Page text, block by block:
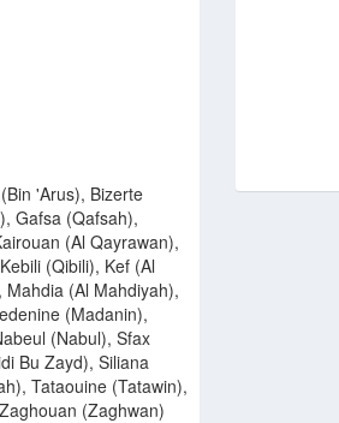
'Arus), Bizerte
Gafsa (Qafsah),
(Al Qayrawan),
(Qibili), Kef (Al
(Al Mahdiyah),
(Madanin),
(Nabul), Sfax
Bu Zayd), Siliana
Tataouine (Tatawin),
(Zaghwan)